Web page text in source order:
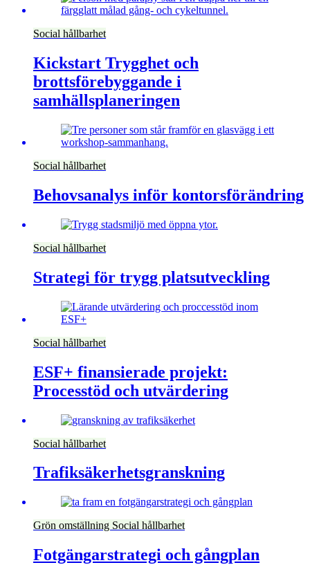
Social hållbarhet
Kickstart Trygghet och
brottsförebyggande i
samhällsplaneringen
Social hållbarhet
Behovsanalys inför kontorsförändring
Social hållbarhet
Strategi för trygg platsutveckling
Social hållbarhet
ESF+ finansierade projekt:
Processtöd och utvärdering
Social hållbarhet
Trafiksäkerhetsgranskning
Grön omställning Social hållbarhet
Fotgängarstrategi och gångplan